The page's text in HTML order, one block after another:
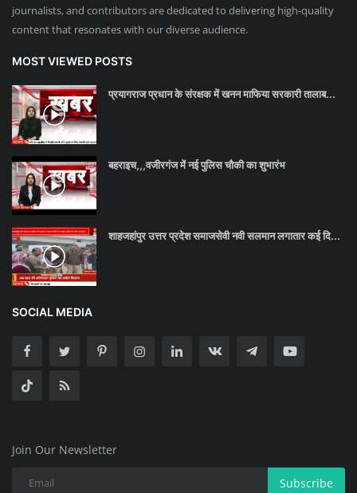
journalists, and contributors are dedicated to delivering high-quality
content that resonates with our diverse audience.
MOST VIEWED POSTS
प्रयागराज प्रधान के संरक्षक में खनन माफिया सरकारी तालाब...
बहराइच,,,वजीरगंज में नई पुलिस चौकी का शुभारंभ
शाहजहांपुर उत्तर प्रदेश समाजसेवी नवी सलमान लगातार कई दि...
SOCIAL MEDIA
Join Our Newsletter
Subscribe